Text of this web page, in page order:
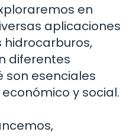
en
aplicaciones
hidrocarburos,
diferentes
son esenciales
y social.